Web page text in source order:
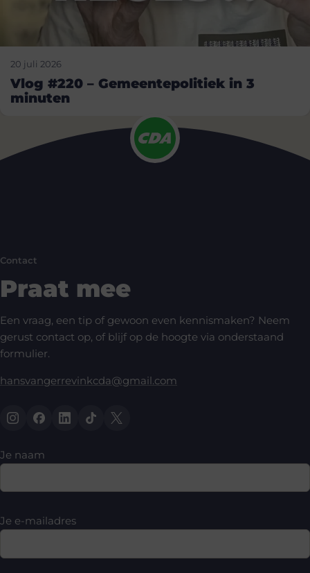
20 juli 2026
Vlog #220 – Gemeentepolitiek in 3
minuten
Contact
Praat mee
Een vraag, een tip of gewoon even kennismaken? Neem
gerust contact op, of blijf op de hoogte via onderstaand
formulier.
hansvangerrevinkcda@gmail.com
Je naam
Je e-mailadres